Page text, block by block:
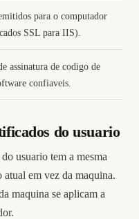
para o computador
SSL para IIS).
assinatura de codigo de
confiaveis.
do usuario
usuario tem a mesma
atual em vez da maquina.
maquina se aplicam a